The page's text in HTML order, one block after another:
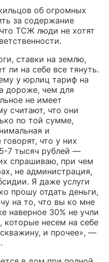
об огромных
за содержание
ТСЖ люди не хотят
ставки на землю,
ли на себе все тянуть.
у юрлиц тариф на
дороже, чем для
не имеет
считают, что они
по той сумме,
и
что у них
7 тысяч рублей —
спрашиваю, при чем
не администрация,
Я даже услуги
прошу отдать деньги,
на то, что вы ко мне
30% не учли
которые несем на себе
и прочее», —